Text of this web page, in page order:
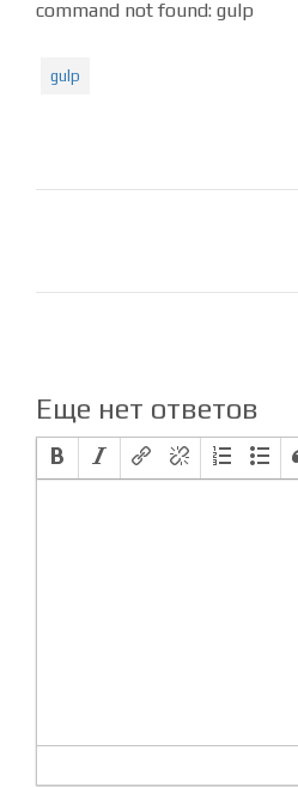
command not found: gulp
gulp
Еще нет ответов